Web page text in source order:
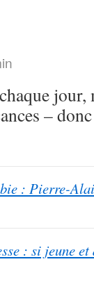
jour,
–
: Pierre-
: si jeune